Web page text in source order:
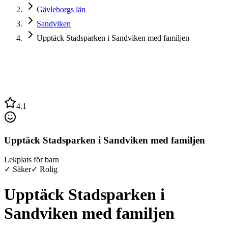
Gävleborgs län
Sandviken
Upptäck Stadsparken i Sandviken med familjen
4.1
Upptäck Stadsparken i Sandviken med familjen
Lekplats för barn
✓ Säker✓ Rolig
Upptäck Stadsparken i
Sandviken med familjen